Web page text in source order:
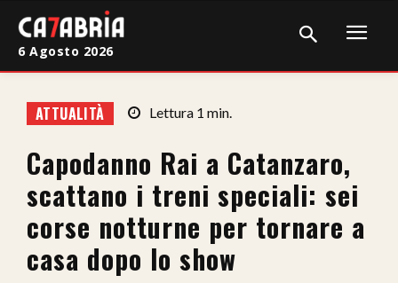
Cronaca
Giudiziaria
Politica
Sport
6 Agosto 2026
ATTUALITÀ Lettura 1 min.
Capodanno Rai a Catanzaro,
scattano i treni speciali: sei
corse notturne per tornare a
casa dopo lo show